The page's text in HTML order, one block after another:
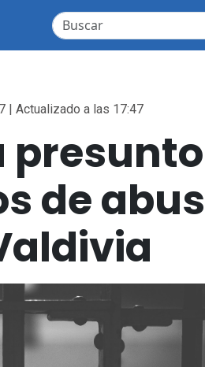
| Actualizado a las 17:47
de